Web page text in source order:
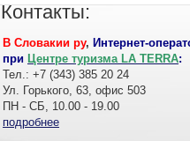
Контакты:
В Словакии ру, Интернет-
при Центре туризма LA TERRA:
Тел.: +7 (343) 385 20 24
Ул. Горького, 63, офис 503
ПН - СБ, 10.00 - 19.00
подробнее